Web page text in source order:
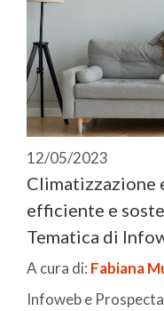
12/05/2023
Climatizzazione
efficiente e
Tematica di
A cura di: Fabiana
Infoweb e